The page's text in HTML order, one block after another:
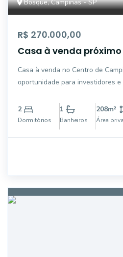
Bosque, Campinas - SP
R$ 270.000,00
Casa à venda próximo
investidores e moradia
Casa à venda no Centro de
oportunidade para investidores e moradia Se
valorização, esta casa à venda
uma excelente oportunidade,
2
Dormitórios
1
Banheiros
208m²
Área